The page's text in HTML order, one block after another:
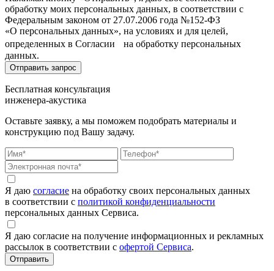
обработку моих персональных данных, в соответствии с
Федеральным законом от 27.07.2006 года №152-ФЗ
«О персональных данных», на условиях и для целей,
определенных в Согласии на обработку персональных
данных.
Бесплатная консультация
инженера-акустика
Оставьте заявку, а мы поможем подобрать материалы и
конструкцию под Вашу задачу.
Я даю согласие на обработку своих персональных данных
в соответствии с политикой конфиденциальности
персональных данных Сервиса.
Я даю согласие на получение информационных и рекламных
рассылок в соответствии с офертой Сервиса.